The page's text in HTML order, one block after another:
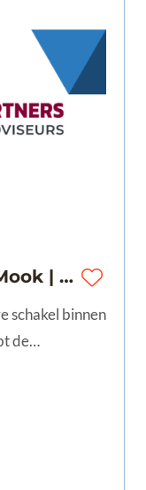
Vacature Acceptant | Mook | 28 - 40 uur | €3.500 - €4.300
schakel binnen
de
en te
scherpe blik